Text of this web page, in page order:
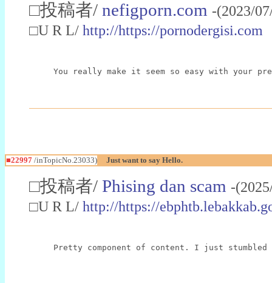
□投稿者/ nefigporn.com -(2023/
□U R L/ http://https://pornodergisi.com
You really make it seem so easy with your
■22997 /inTopicNo.23033) Just want to say Hello.
□投稿者/ Phising dan scam -
□U R L/ http://https://
Pretty component of content. I just